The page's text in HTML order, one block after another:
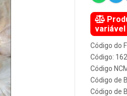
variável
Código do
Código:
Código
Código de
Código de